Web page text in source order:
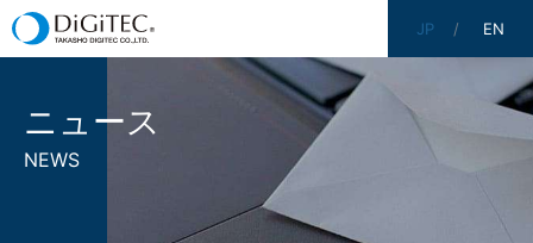
JP EN
ニュース
NEWS